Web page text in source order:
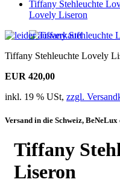
Tiffany Stehleuchte
Lovely Liseron
Tiffany Stehleuchte Lovely
EUR 420,00
inkl. 19 % USt, zzgl.
Versand in die Schweiz,
Tiffany
Liseron